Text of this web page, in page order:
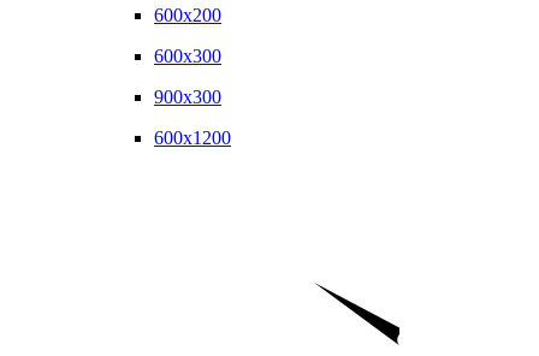
600x200
600x300
900x300
600x1200